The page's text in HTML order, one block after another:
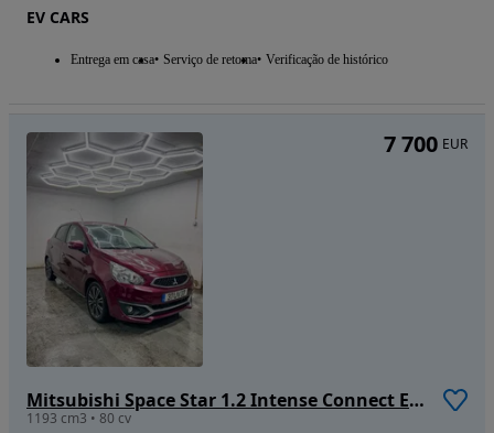
EV CARS
Entrega em casa Serviço de retoma Verificação de histórico
Mitsubishi Space Star 1.2 Intense Connect Edition
1193 cm3 • 80 cv
7 700 EUR